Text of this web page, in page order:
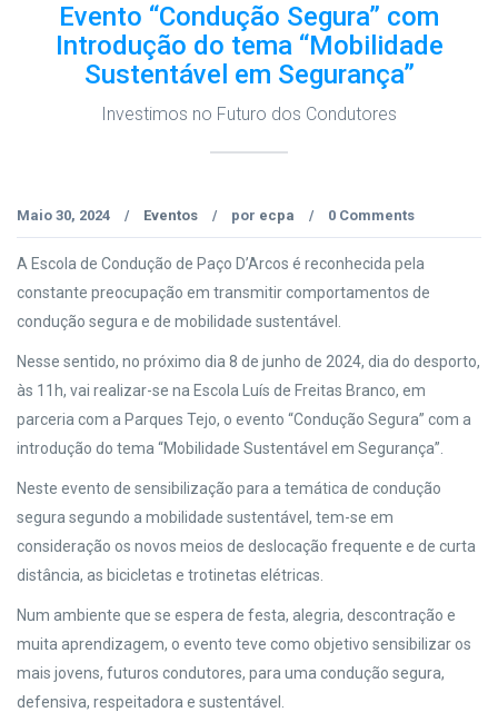
Evento “Condução Segura” com
Introdução do tema “Mobilidade
Sustentável em Segurança”
Investimos no Futuro dos Condutores
Maio 30, 2024 / Eventos / por ecpa / 0 Comments
A Escola de Condução de Paço D’Arcos é reconhecida pela
constante preocupação em transmitir comportamentos de
condução segura e de mobilidade sustentável.
Nesse sentido, no próximo dia 8 de junho de 2024, dia do desporto,
às 11h, vai realizar-se na Escola Luís de Freitas Branco, em
parceria com a Parques Tejo, o evento “Condução Segura” com a
introdução do tema “Mobilidade Sustentável em Segurança”.
Neste evento de sensibilização para a temática de condução
segura segundo a mobilidade sustentável, tem-se em
consideração os novos meios de deslocação frequente e de curta
distância, as bicicletas e trotinetas elétricas.
Num ambiente que se espera de festa, alegria, descontração e
muita aprendizagem, o evento teve como objetivo sensibilizar os
mais jovens, futuros condutores, para uma condução segura,
defensiva, respeitadora e sustentável.